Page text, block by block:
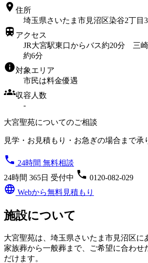
location_on 住所
埼玉県さいたま市見沼区染谷2丁目
train アクセス
JR大宮駅東口からバス約20分 三
約6分
info対象エリア
市民は料金優遇
groups収容人数
-
大宮聖苑についてのご相談
見学・お見積もり・お急ぎの場合まで承
phone 24時間 無料相談
24時間 365日 受付中 phone 0120-082-029
language Webから無料見積もり
施設について
大宮聖苑は、埼玉県さいたま市見沼区に
家族葬から一般葬まで、ご希望に合わせ
だけます。